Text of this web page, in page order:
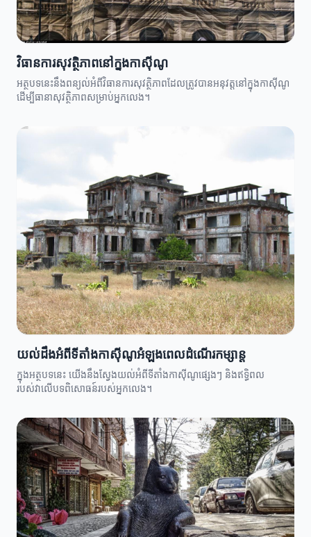
វិធានការសុវត្ថិភាពនៅក្នុងកាស៊ីណូ
អត្ថបទនេះនឹងពន្យល់អំពីវិធានការសុវត្ថិភាពដែលត្រូវបានអនុវត្តនៅក្នុងកាស៊ីណូ
ដើម្បីធានាសុវត្ថិភាពសម្រាប់អ្នកលេង។
យល់ដឹងអំពីទីតាំងកាស៊ីណូអំឡុងពេលដំណើរកម្សាន្ត
ក្នុងអត្ថបទនេះ យើងនឹងស្វែងយល់អំពីទីតាំងកាស៊ីណូផ្សេងៗ និងឥទ្ធិពល
របស់វាលើបទពិសោធន៍របស់អ្នកលេង។